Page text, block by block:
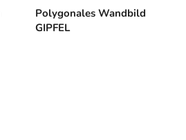
Polygonales Wandbild
GIPFEL